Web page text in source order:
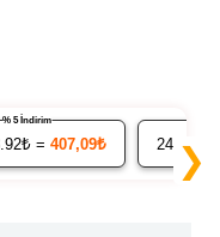
= 407,09₺
% 5 İndirim
24x❯